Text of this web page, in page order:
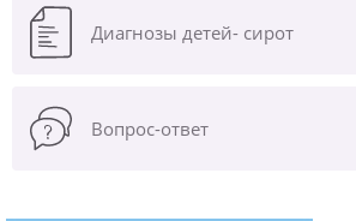
Диагнозы детей- сирот
Вопрос-ответ